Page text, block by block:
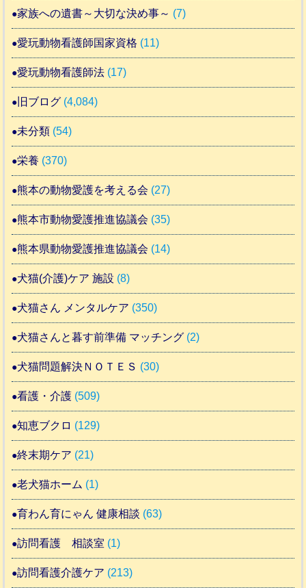
家族への遺書～大切な決め事～ (7)
愛玩動物看護師国家資格 (11)
愛玩動物看護師法 (17)
旧ブログ (4,084)
未分類 (54)
栄養 (370)
熊本の動物愛護を考える会 (27)
熊本市動物愛護推進協議会 (35)
熊本県動物愛護推進協議会 (14)
犬猫(介護)ケア 施設 (8)
犬猫さん メンタルケア (350)
犬猫さんと暮す前準備 マッチング (2)
犬猫問題解決ＮＯＴＥＳ (30)
看護・介護 (509)
知恵ブクロ (129)
終末期ケア (21)
老犬猫ホーム (1)
育わん育にゃん 健康相談 (63)
訪問看護 相談室 (1)
訪問看護介護ケア (213)